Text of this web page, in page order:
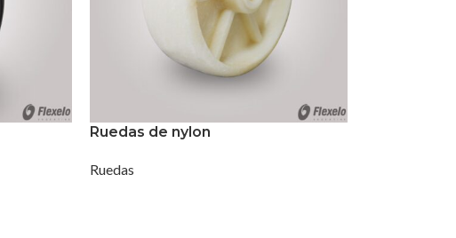
Ruedas de nylon
Ruedas